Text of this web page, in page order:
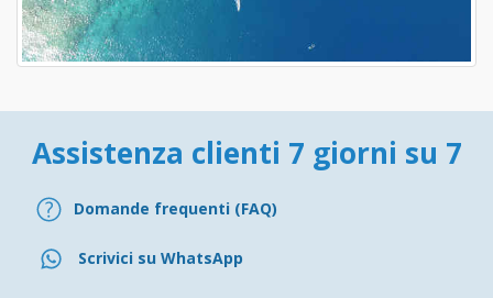
Assistenza clienti 7 giorni su 7
Domande frequenti (FAQ)
Scrivici su WhatsApp